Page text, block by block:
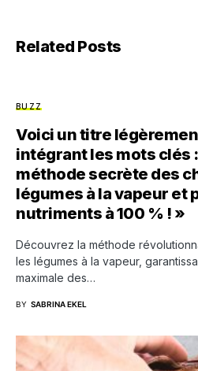
Related Posts
BUZZ
Voici un titre
intégrant les mots clés
méthode secrète des
légumes à la vapeur et
nutriments à 100 % ! »
Découvrez la méthode
les légumes à la vapeur,
maximale des…
BY SABRINA EKEL